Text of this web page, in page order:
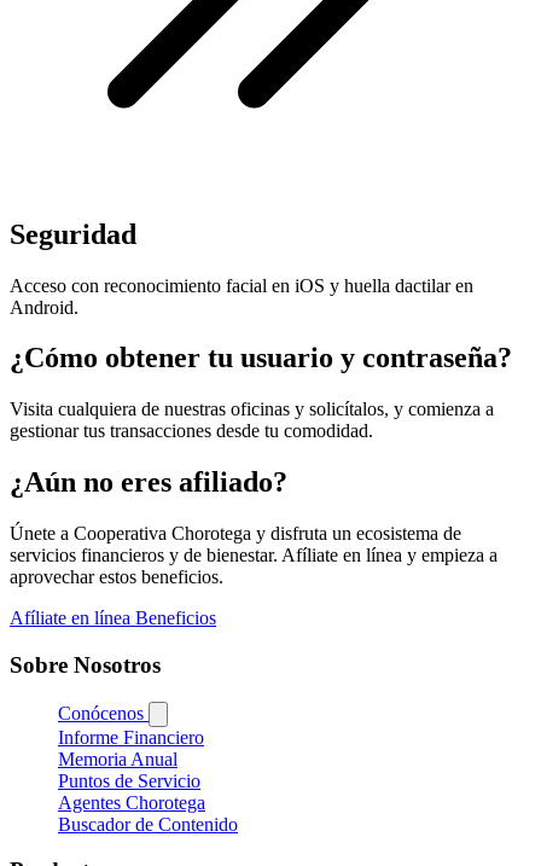
Seguridad
Acceso con reconocimiento facial en iOS y huella dactilar en
Android.
¿Cómo obtener tu usuario y contraseña?
Visita cualquiera de nuestras oficinas y solicítalos, y comienza a
gestionar tus transacciones desde tu comodidad.
¿Aún no eres afiliado?
Únete a Cooperativa Chorotega y disfruta un ecosistema de
servicios financieros y de bienestar. Afíliate en línea y empieza a
aprovechar estos beneficios.
Afíliate en línea Beneficios
Sobre Nosotros
Conócenos
Informe Financiero
Memoria Anual
Puntos de Servicio
Agentes Chorotega
Buscador de Contenido